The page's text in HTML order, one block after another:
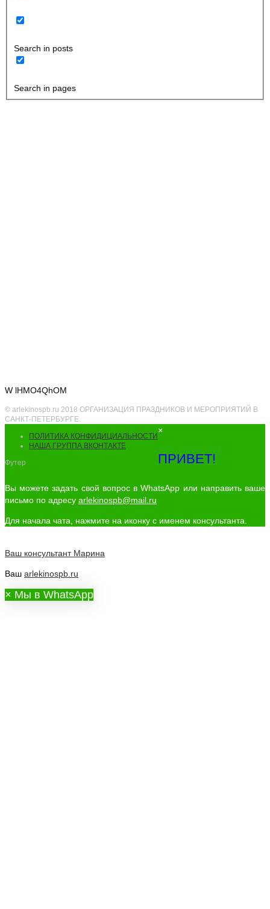
Search in posts
Search in pages
W lHMO4QhOM
© arlekinospb.ru 2018 ОРГАНИЗАЦИЯ ПРАЗДНИКОВ И МЕРОПРИЯТИЙ В
САНКТ-ПЕТЕРБУРГЕ.
ПОЛИТИКА КОНФИДИЦИАЛЬНОСТИ
НАША ГРУППА ВКОНТАКТЕ
Футер
×
ПРИВЕТ!
Вы можете задать свой вопрос в WhatsApp или направить ваше
письмо по адресу arlekinospb@mail.ru
Для начала чата, нажмите на иконку с именем консультанта.
Ваш консультант Марина
Ваш arlekinospb.ru
× Мы в WhatsApp